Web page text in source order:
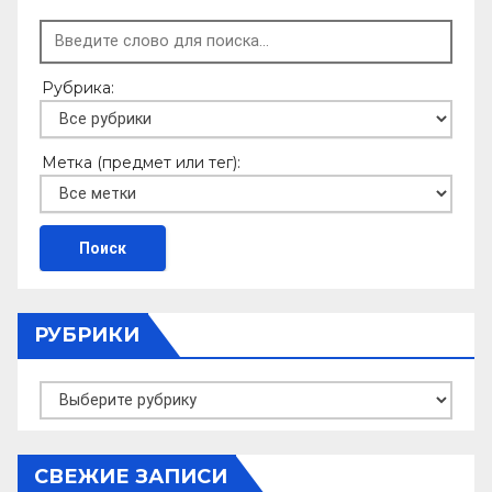
Рубрика:
Метка (предмет или тег):
РУБРИКИ
Рубрики
СВЕЖИЕ ЗАПИСИ